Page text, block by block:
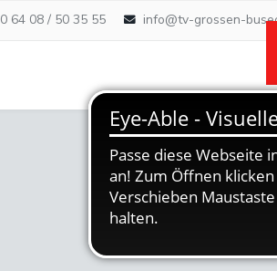
0 64 08 / 50 35 55 info@tv-grossen-